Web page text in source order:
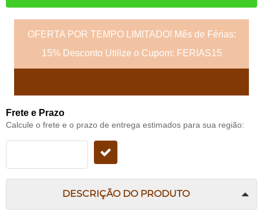
OFERTA POR TEMPO LIMITADO! Mês de Férias:
15% Desconto Utilize o Cupom: FERIAS15
Frete e Prazo
Calcule o frete e o prazo de entrega estimados para sua região:
DESCRIÇÃO DO PRODUTO